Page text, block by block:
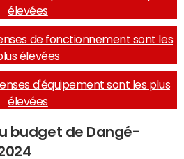
élevées
de fonctionnement sont les
élevées
d'équipement sont les plus
élevées
budget de Dangé-